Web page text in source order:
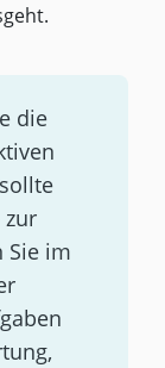
die
zur
Sie im